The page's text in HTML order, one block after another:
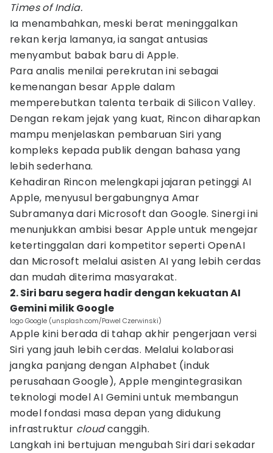
Times of India.
Ia menambahkan, meski berat meninggalkan
rekan kerja lamanya, ia sangat antusias
menyambut babak baru di Apple.
Para analis menilai perekrutan ini sebagai
kemenangan besar Apple dalam
memperebutkan talenta terbaik di Silicon Valley.
Dengan rekam jejak yang kuat, Rincon diharapkan
mampu menjelaskan pembaruan Siri yang
kompleks kepada publik dengan bahasa yang
lebih sederhana.
Kehadiran Rincon melengkapi jajaran petinggi AI
Apple, menyusul bergabungnya Amar
Subramanya dari Microsoft dan Google. Sinergi ini
menunjukkan ambisi besar Apple untuk mengejar
ketertinggalan dari kompetitor seperti OpenAI
dan Microsoft melalui asisten AI yang lebih cerdas
dan mudah diterima masyarakat.
2. Siri baru segera hadir dengan kekuatan AI
Gemini milik Google
logo Google (unsplash.com/Pawel Czerwinski)
Apple kini berada di tahap akhir pengerjaan versi
Siri yang jauh lebih cerdas. Melalui kolaborasi
jangka panjang dengan Alphabet (induk
perusahaan Google), Apple mengintegrasikan
teknologi model AI Gemini untuk membangun
model fondasi masa depan yang didukung
infrastruktur cloudcanggih.
Langkah ini bertujuan mengubah Siri dari sekadar